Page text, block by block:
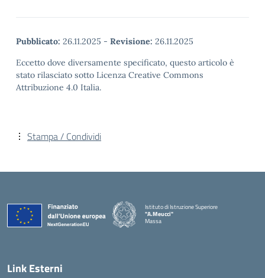
Pubblicato: 26.11.2025 - Revisione: 26.11.2025
Eccetto dove diversamente specificato, questo articolo è
stato rilasciato sotto Licenza Creative Commons
Attribuzione 4.0 Italia.
Stampa / Condividi
Istituto di Istruzione Superiore
"A.Meucci"
Massa
Link Esterni